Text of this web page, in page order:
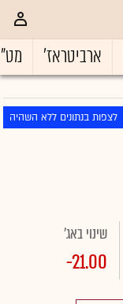
ארביטראז'
לצפות בנתונים ללא השהיה
שינוי באג'
-21.00